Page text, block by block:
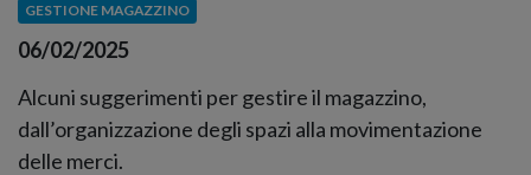
GESTIONE MAGAZZINO
06/02/2025
Alcuni suggerimenti per gestire il magazzino,
dall’organizzazione degli spazi alla movimentazione
delle merci.